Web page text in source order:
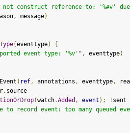
not construct reference to: '%#v'
, message)
(eventtype)
{
event type: '%v'" , eventtype)
( ref, annotations , eventtype,
. source
(watch.Added , event ); ! sent
to record event: too many queued